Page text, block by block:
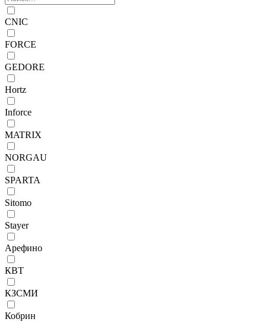
CNIC
FORCE
GEDORE
Hortz
Inforce
MATRIX
NORGAU
SPARTA
Sitomo
Stayer
Арефино
КВТ
КЗСМИ
Кобрин